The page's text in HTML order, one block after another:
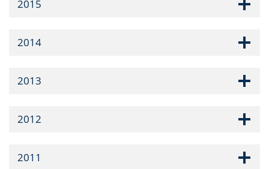
2015
2014
2013
2012
2011